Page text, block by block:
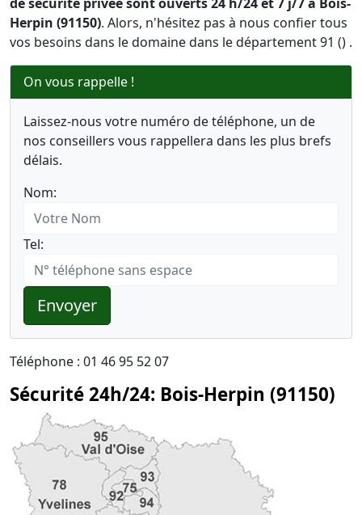
Herpin (91150). Alors, n'hésitez pas à nous confier tous
vos besoins dans le domaine dans le département 91 () .
On vous rappelle !
Laissez-nous votre numéro de téléphone, un de
nos conseillers vous rappellera dans les plus brefs
délais.
Nom:
Tel:
Envoyer
Téléphone : 01 46 95 52 07
Sécurité 24h/24: Bois-Herpin (91150)